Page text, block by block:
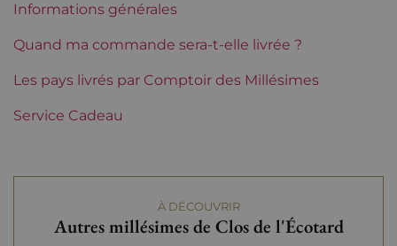
Maturité À garder
Domaines de Loire Clos de l'Écotard
Tranche de prix
Informations générales
Quand ma commande sera-t-elle livrée ?
Les pays livrés par Comptoir des Millésimes
Service Cadeau
À DÉCOUVRIR
Autres millésimes de Clos de l'Écotard